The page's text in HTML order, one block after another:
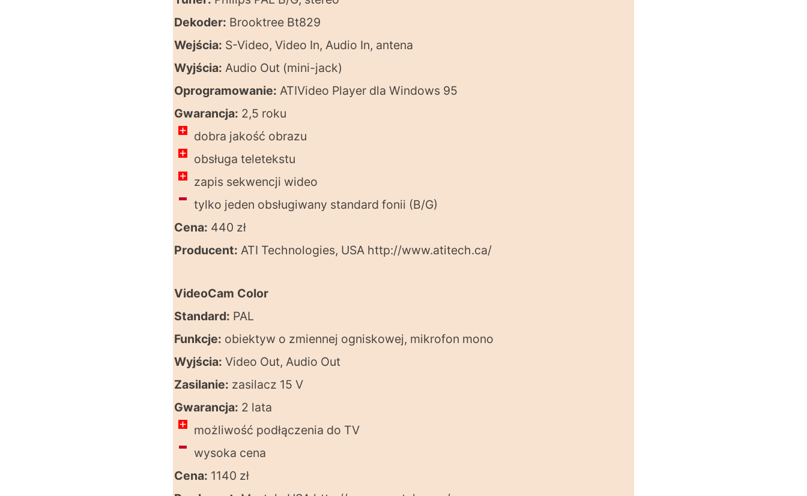
Dekoder: Brooktree Bt829
Wejścia: S-Video, Video In, Audio In, antena
Wyjścia: Audio Out (mini-jack)
Oprogramowanie: ATIVideo Player dla Windows 95
Gwarancja: 2,5 roku
dobra jakość obrazu
obsługa teletekstu
zapis sekwencji wideo
tylko jeden obsługiwany standard fonii (B/G)
Cena: 440 zł
Producent: ATI Technologies, USA http://www.atitech.ca/
VideoCam Color
Standard: PAL
Funkcje: obiektyw o zmiennej ogniskowej, mikrofon mono
Wyjścia: Video Out, Audio Out
Zasilanie: zasilacz 15 V
Gwarancja: 2 lata
możliwość podłączenia do TV
wysoka cena
Cena: 1140 zł